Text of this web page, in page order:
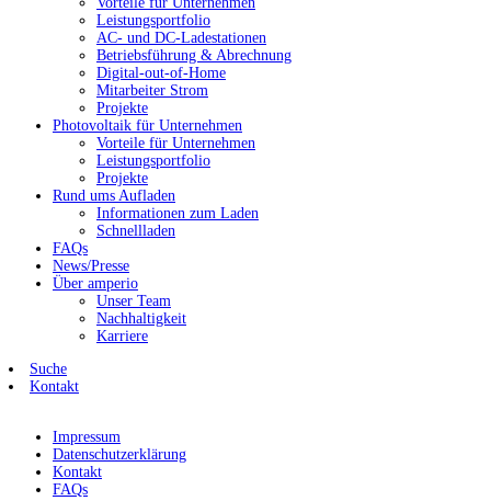
Leistungsportfolio
AC- und DC-Ladestationen
Betriebsführung & Abrechnung
Digital-out-of-Home
Mitarbeiter Strom
Projekte
Photovoltaik für Unternehmen
Vorteile für Unternehmen
Leistungsportfolio
Projekte
Rund ums Aufladen
Informationen zum Laden
Schnellladen
FAQs
News/Presse
Über amperio
Unser Team
Nachhaltigkeit
Karriere
Suche
Kontakt
Impressum
Datenschutzerklärung
Kontakt
FAQs